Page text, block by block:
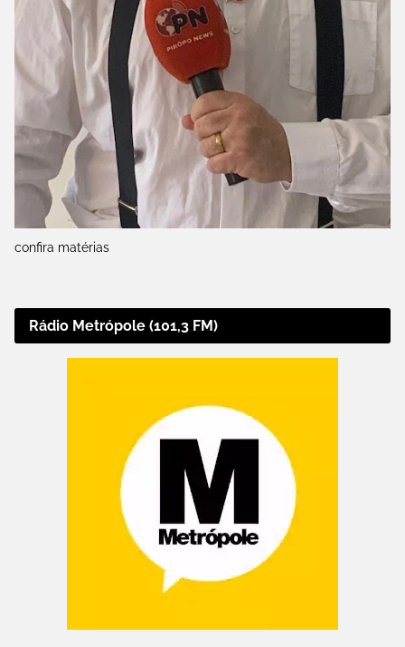
confira matérias
Rádio Metrópole (101,3 FM)